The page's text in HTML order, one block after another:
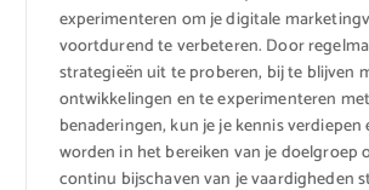
experimenteren om je digitale
voortdurend te verbeteren. Door
strategieën uit te proberen, bij te blijven
ontwikkelingen en te experimenteren
benaderingen, kun je je kennis
worden in het bereiken van je doelgroep
continu bijschaven van je vaardigheden